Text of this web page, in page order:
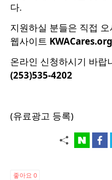
다.
지원하실 분들은 직접
웹사이트
온라인 신청하시기 바랍
(253)535-4202
(유료광고 등록)
좋아요 0